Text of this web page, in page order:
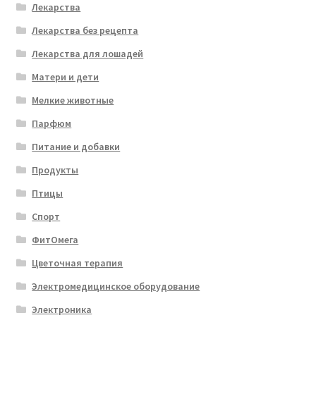
Лекарства
Лекарства без рецепта
Лекарства для лошадей
Матери и дети
Мелкие животные
Парфюм
Питание и добавки
Продукты
Птицы
Спорт
ФитОмега
Цветочная терапия
Электромедицинское оборудование
Электроника